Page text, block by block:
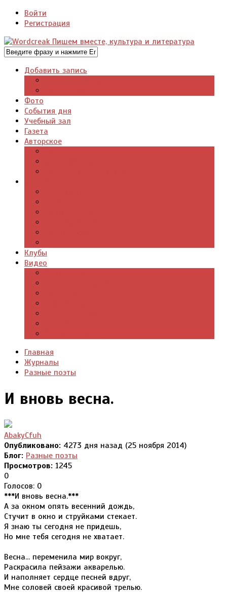
Войти
Регистрация
Добавить запись
Фото
События дня
Учебный зал
Газета
Авторское
Клубы
Видео
Главная
Журналы
Разные поэты
И вновь весна.
AbakyCfuh
Опубликовано: 4273 дня назад (25 ноября 2014)
Блог: Разные поэты
Просмотров: 1245
0
Голосов: 0
***И вновь весна.***
А за окном опять весенний дождь,
Стучит в окно и струйками стекает.
Я знаю ты сегодня не придешь,
Но мне тебя сегодня не хватает.
Весна... переменила мир вокруг,
Раскрасила пейзажи акварелью.
И наполняет сердце песней вдруг,
Мне соловей своей красивой трелью.